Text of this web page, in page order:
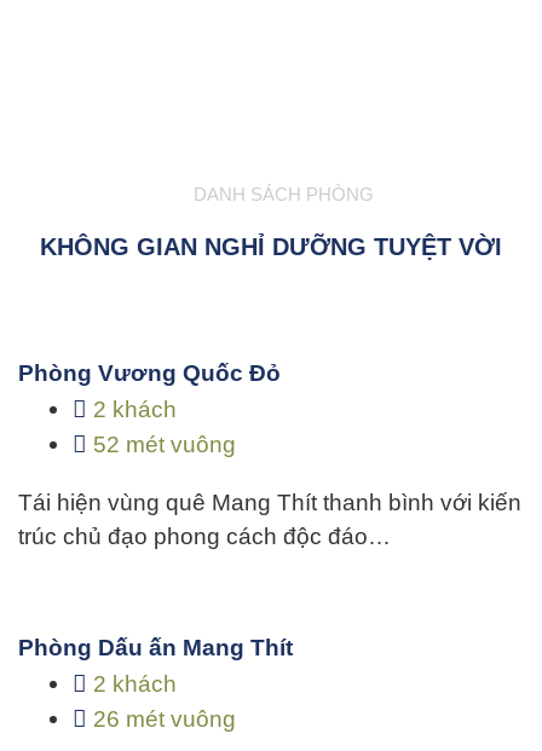
DANH SÁCH PHÒNG
KHÔNG GIAN NGHỈ DƯỠNG TUYỆT VỜI
Phòng Vương Quốc Đỏ
2 khách
52 mét vuông
Tái hiện vùng quê Mang Thít thanh bình với kiến
trúc chủ đạo phong cách độc đáo…
Phòng Dấu ấn Mang Thít
2 khách
26 mét vuông